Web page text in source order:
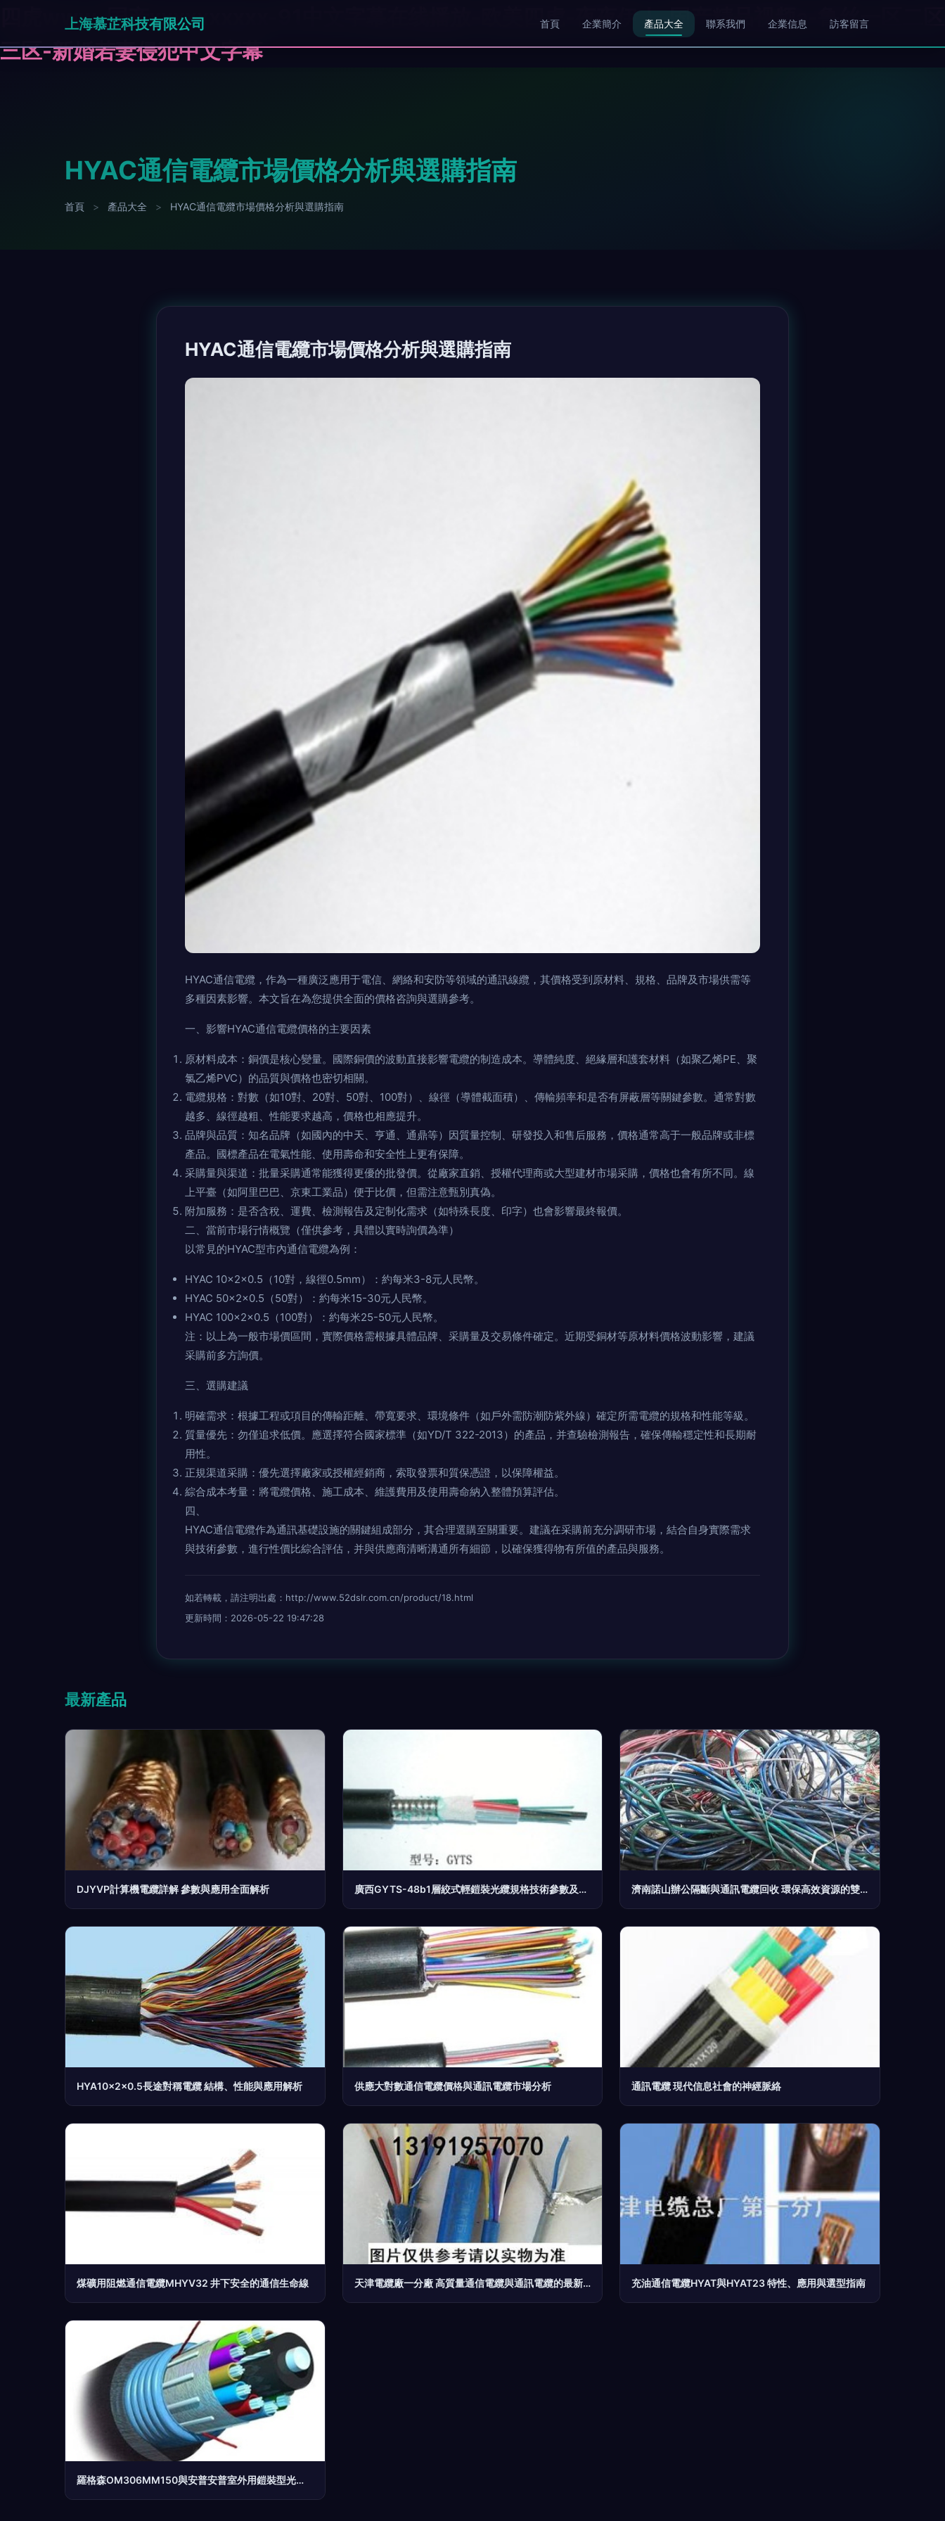
四虎www-国产xxxxxxxxxx-91中文字幕在线播放-欧美四虎-夜夜伊人-国产精品视频a-鲁丝一区二区
三区-新婚若妻侵犯中文字幕
上海慕芷科技有限公司 首頁 企業簡介 產品大全 聯系我們 企業信息 訪客留言
HYAC通信電纜市場價格分析與選購指南
首頁 > 產品大全 > HYAC通信電纜市場價格分析與選購指南
HYAC通信電纜市場價格分析與選購指南
HYAC通信電纜，作為一種廣泛應用于電信、網絡和安防等領域的通訊線纜，其價格受到原材料、規格、品牌及市場供需等
多種因素影響。本文旨在為您提供全面的價格咨詢與選購參考。
一、影響HYAC通信電纜價格的主要因素
原材料成本：銅價是核心變量。國際銅價的波動直接影響電纜的制造成本。導體純度、絕緣層和護套材料（如聚乙烯PE、聚
氯乙烯PVC）的品質與價格也密切相關。
電纜規格：對數（如10對、20對、50對、100對）、線徑（導體截面積）、傳輸頻率和是否有屏蔽層等關鍵參數。通常對數
越多、線徑越粗、性能要求越高，價格也相應提升。
品牌與品質：知名品牌（如國內的中天、亨通、通鼎等）因質量控制、研發投入和售后服務，價格通常高于一般品牌或非標
產品。國標產品在電氣性能、使用壽命和安全性上更有保障。
采購量與渠道：批量采購通常能獲得更優的批發價。從廠家直銷、授權代理商或大型建材市場采購，價格也會有所不同。線
上平臺（如阿里巴巴、京東工業品）便于比價，但需注意甄別真偽。
附加服務：是否含稅、運費、檢測報告及定制化需求（如特殊長度、印字）也會影響最終報價。
二、當前市場行情概覽（僅供參考，具體以實時詢價為準）
以常見的HYAC型市內通信電纜為例：
HYAC 10×2×0.5（10對，線徑0.5mm）：約每米3-8元人民幣。
HYAC 50×2×0.5（50對）：約每米15-30元人民幣。
HYAC 100×2×0.5（100對）：約每米25-50元人民幣。
注：以上為一般市場價區間，實際價格需根據具體品牌、采購量及交易條件確定。近期受銅材等原材料價格波動影響，建議
采購前多方詢價。
三、選購建議
明確需求：根據工程或項目的傳輸距離、帶寬要求、環境條件（如戶外需防潮防紫外線）確定所需電纜的規格和性能等級。
質量優先：勿僅追求低價。應選擇符合國家標準（如YD/T 322-2013）的產品，并查驗檢測報告，確保傳輸穩定性和長期耐
用性。
正規渠道采購：優先選擇廠家或授權經銷商，索取發票和質保憑證，以保障權益。
綜合成本考量：將電纜價格、施工成本、維護費用及使用壽命納入整體預算評估。
四、
HYAC通信電纜作為通訊基礎設施的關鍵組成部分，其合理選購至關重要。建議在采購前充分調研市場，結合自身實際需求
與技術參數，進行性價比綜合評估，并與供應商清晰溝通所有細節，以確保獲得物有所值的產品與服務。
如若轉載，請注明出處：http://www.52dslr.com.cn/product/18.html
更新時間：2026-05-22 19:47:28
最新產品
DJYVP計算機電纜詳解 參數與應用全面解析 廣西GYTS-48b1層絞式輕鎧裝光纜規格技術參數及工廠證件評估分析 濟南諾山辦公隔斷與通訊電纜回收 環保高效資源的雙贏之道
HYA10×2×0.5長途對稱電纜 結構、性能與應用解析 供應大對數通信電纜價格與通訊電纜市場分析 通訊電纜 現代信息社會的神經脈絡
煤礦用阻燃通信電纜MHYV32 井下安全的通信生命線 天津電纜廠一分廠 高質量通信電纜與通訊電纜的最新市場供求分析 充油通信電纜HYAT與HYAT23 特性、應用與選型指南
羅格森OM306MM150與安普安普室外用鎧裝型光纜1-1664174-5對比分析